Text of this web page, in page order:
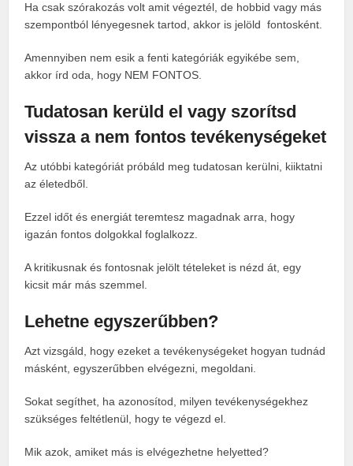
Ha csak szórakozás volt amit végeztél, de hobbid vagy más
szempontból lényegesnek tartod, akkor is jelöld fontosként.
Amennyiben nem esik a fenti kategóriák egyikébe sem,
akkor írd oda, hogy NEM FONTOS.
Tudatosan kerüld el vagy szorítsd
vissza a nem fontos tevékenységeket
Az utóbbi kategóriát próbáld meg tudatosan kerülni, kiiktatni
az életedből.
Ezzel időt és energiát teremtesz magadnak arra, hogy
igazán fontos dolgokkal foglalkozz.
A kritikusnak és fontosnak jelölt tételeket is nézd át, egy
kicsit már más szemmel.
Lehetne egyszerűbben?
Azt vizsgáld, hogy ezeket a tevékenységeket hogyan tudnád
másként, egyszerűbben elvégezni, megoldani.
Sokat segíthet, ha azonosítod, milyen tevékenységekhez
szükséges feltétlenül, hogy te végezd el.
Mik azok, amiket más is elvégezhetne helyetted?